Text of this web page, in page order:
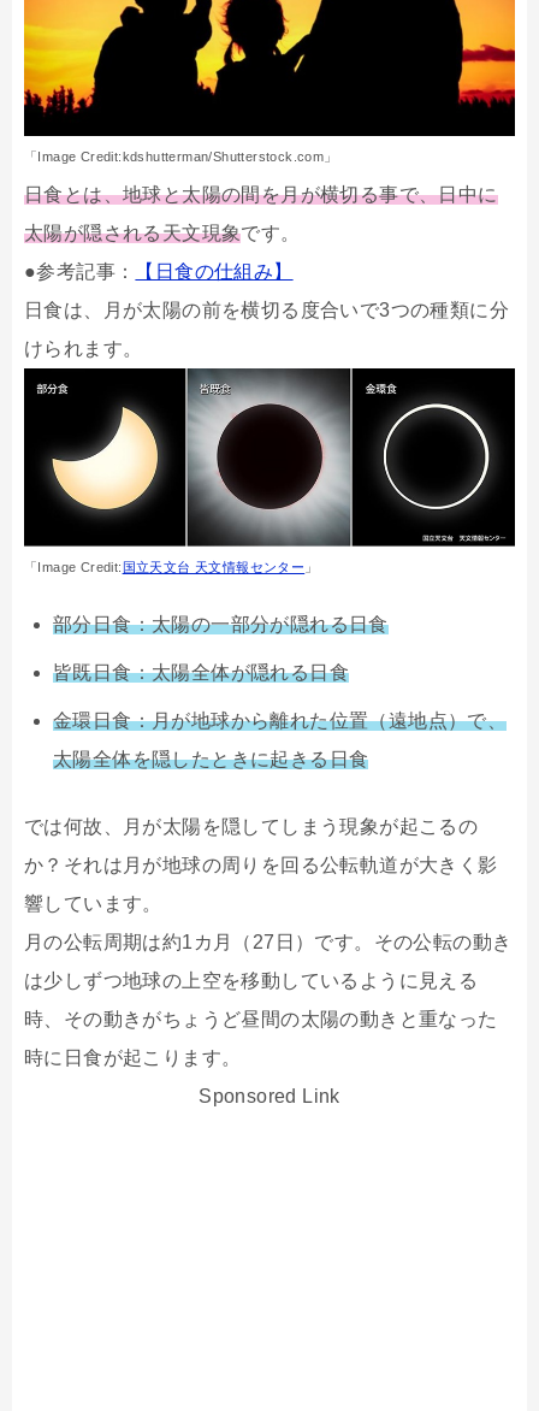
「Image Credit:kdshutterman/Shutterstock.com」
日食とは、地球と太陽の間を月が横切る事で、日中に
太陽が隠される天文現象です。
●参考記事：
【日食の仕組み】
日食は、月が太陽の前を横切る度合いで3つの種類に分
けられます。
「Image Credit: 国立天文台 天文情報センター 」
部分日食：太陽の一部分が隠れる日食
皆既日食：太陽全体が隠れる日食
金環日食：月が地球から離れた位置（遠地点）で、
太陽全体を隠したときに起きる日食
では何故、月が太陽を隠してしまう現象が起こるの
か？それは月が地球の周りを回る公転軌道が大きく影
響しています。
月の公転周期は約1カ月（27日）です。その公転の動き
は少しずつ地球の上空を移動しているように見える
時、その動きがちょうど昼間の太陽の動きと重なった
時に日食が起こります。
Sponsored Link